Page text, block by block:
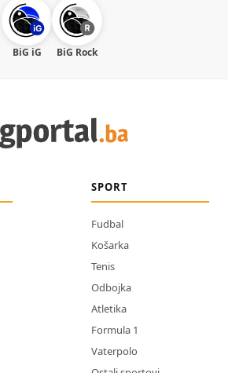
BiG iG BiG Rock
SPORT
Fudbal
Košarka
Tenis
Odbojka
Atletika
Formula 1
Vaterpolo